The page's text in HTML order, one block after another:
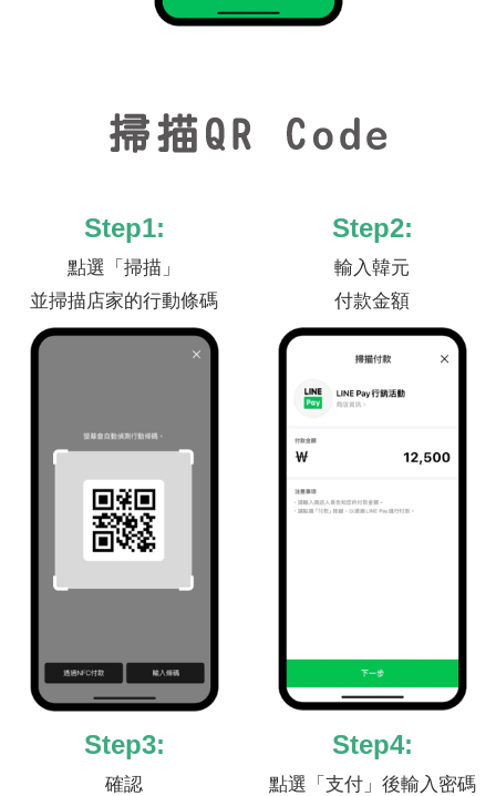
Step1:
點選「掃描」
並掃描店家的行動條碼
Step2:
輸入韓元
付款金額
Step3:
確認
Step4:
點選「支付」後輸入密碼